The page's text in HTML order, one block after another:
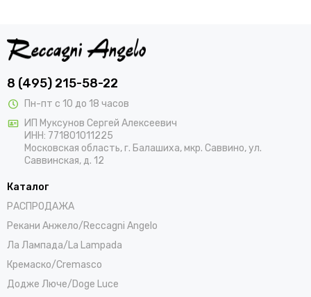
8 (495) 215-58-22
Пн-пт с 10 до 18 часов
ИП Муксунов Сергей Алексеевич
ИНН: 771801011225
Московская область, г. Балашиха, мкр. Саввино, ул.
Саввинская, д. 12
Каталог
РАСПРОДАЖА
Рекани Анжело/Reccagni Angelo
Ла Лампада/La Lampada
Кремаско/Cremasco
Додже Люче/Doge Luce